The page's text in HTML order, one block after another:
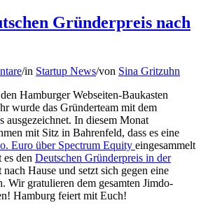
Gründerpreis nach
/in Startup News/von Sina Gritzuhn
Hamburger Webseiten-Baukasten
wurde das Gründerteam mit dem
s ausgezeichnet. In diesem Monat
mit Sitz in Bahrenfeld, dass es eine
Euro über Spectrum Equity eingesammelt
den Deutschen Gründerpreis in der
Hause und setzt sich gegen eine
Wir gratulieren dem gesamten Jimdo-
Hamburg feiert mit Euch!